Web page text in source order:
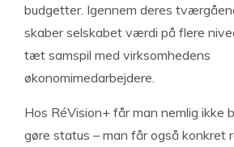
budgetter. Igennem deres
skaber selskabet værdi på flere
tæt samspil med virksomhedens
økonomimedarbejdere.
Hos RéVision+ får man nemlig ikke
gøre status – man får også konkret